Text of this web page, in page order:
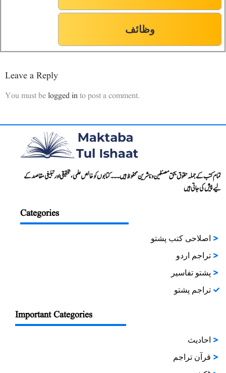
وظائف
Leave a Reply
You must belogged into post a comment.
تمام کتب کے جملہ حقوق بحق مصنفین و ناشرین محفوظ ہیں۔۔۔ کتابوں کو خالص علمی، تحقیقی اور تبلیغی مقاصد کے
لیے پیش کی جاتی ہیں
Categories
اصلاحی کتب پشتو
تراجم اردو
پشتو تفاسیر
تراجم پشتو
Important Categories
احادیث
قرآن تراجم